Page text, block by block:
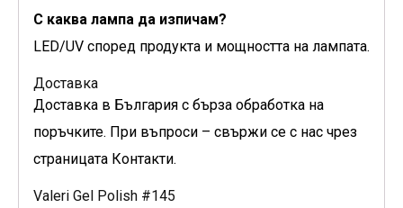
С каква лампа да изпичам?
LED/UV според продукта и мощността на лампата.
Доставка
Доставка в България с бърза обработка на
поръчките. При въпроси – свържи се с нас чрез
страницата Контакти.
Valeri Gel Polish #145